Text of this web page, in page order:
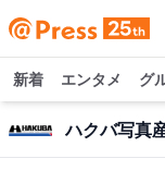
新着 エンタメ グ
ハクバ写真